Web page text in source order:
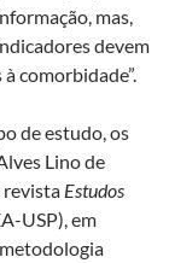
mas,
devem
comorbidade”.
de estudo, os
Lino de
revista Estudos
USP), em